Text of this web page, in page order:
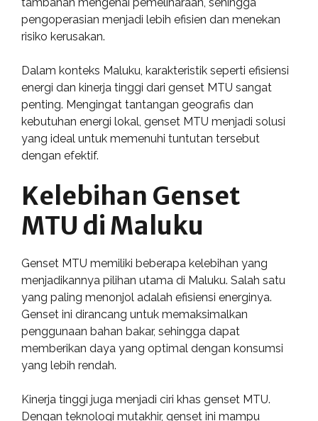
pengoperasian menjadi lebih efisien dan menekan
risiko kerusakan.
Dalam konteks Maluku, karakteristik seperti efisiensi
energi dan kinerja tinggi dari genset MTU sangat
penting. Mengingat tantangan geografis dan
kebutuhan energi lokal, genset MTU menjadi solusi
yang ideal untuk memenuhi tuntutan tersebut
dengan efektif.
Kelebihan Genset
MTU di Maluku
Genset MTU memiliki beberapa kelebihan yang
menjadikannya pilihan utama di Maluku. Salah satu
yang paling menonjol adalah efisiensi energinya.
Genset ini dirancang untuk memaksimalkan
penggunaan bahan bakar, sehingga dapat
memberikan daya yang optimal dengan konsumsi
yang lebih rendah.
Kinerja tinggi juga menjadi ciri khas genset MTU.
Dengan teknologi mutakhir, genset ini mampu